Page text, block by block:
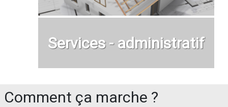
Services - administratif
Comment ça marche ?